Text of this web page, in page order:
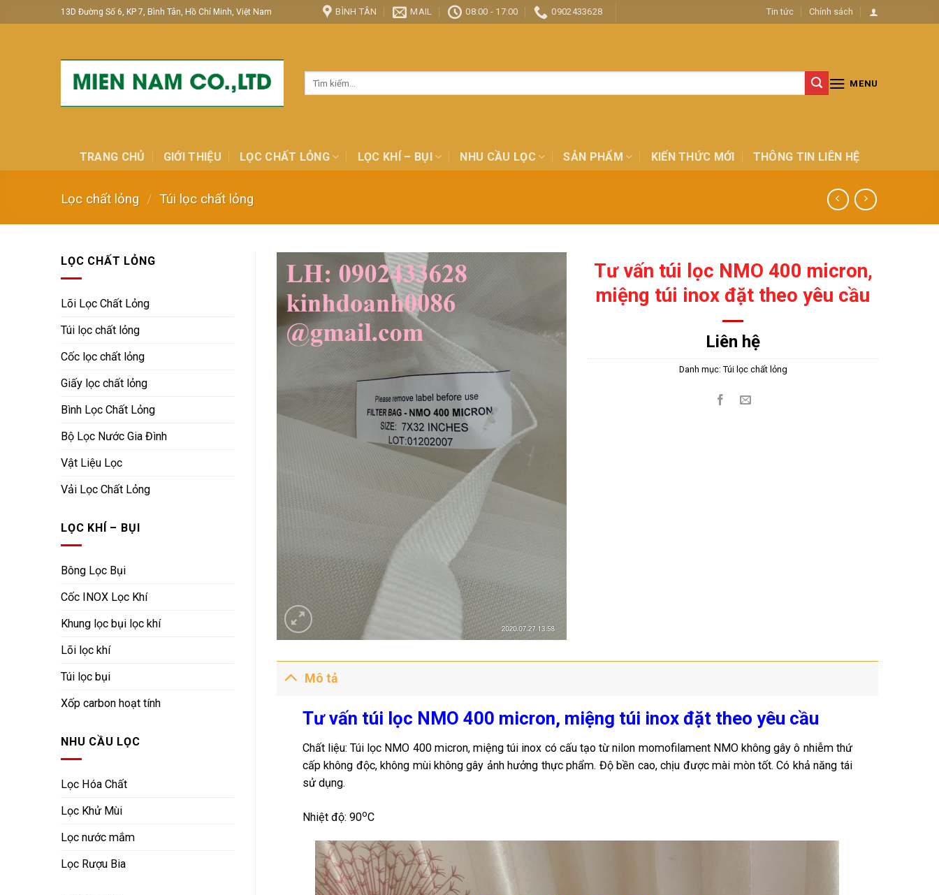
to
13D Đường Số 6, KP 7, Bình Tân, Hồ Chí Minh, Việt Nam BÌNH TÂN MAIL 08:00 - 17:00 0902433628 Tin tức Chính sách
MENU
TRANG CHỦ GIỚI THIỆU LỌC CHẤT LỎNG LỌC KHÍ – BỤI NHU CẦU LỌC SẢN PHẨM KIẾN THỨC MỚI THÔNG TIN LIÊN HỆ
Lọc chất lỏng / Túi lọc chất lỏng
LỌC CHẤT LỎNG
Lõi Lọc Chất Lỏng
Túi lọc chất lỏng
Cốc lọc chất lỏng
Giấy lọc chất lỏng
Bình Lọc Chất Lỏng
Bộ Lọc Nước Gia Đình
Vật Liệu Lọc
Vải Lọc Chất Lỏng
LỌC KHÍ – BỤI
Bông Lọc Bụi
Cốc INOX Lọc Khí
Khung lọc bụi lọc khí
Lõi lọc khí
Túi lọc bụi
Xốp carbon hoạt tính
NHU CẦU LỌC
Lọc Hóa Chất
Lọc Khử Mùi
Lọc nước mắm
Lọc Rượu Bia
Tư vấn túi lọc NMO 400 micron,
miệng túi inox đặt theo yêu cầu
Liên hệ
Danh mục:Túi lọc chất lỏng
Mô tả
Tư vấn túi lọc NMO 400 micron, miệng túi inox đặt theo yêu cầu
Chất liệu: Túi lọc NMO 400 micron, miệng túi inox có cấu tạo từ nilon momofilament NMO không gây ô nhiễm thứ
cấp không độc, không mùi không gây ảnh hưởng thực phẩm. Độ bền cao, chịu được mài mòn tốt. Có khả năng tái
sử dụng.
Nhiệt độ: 90oC